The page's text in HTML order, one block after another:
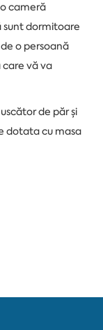
cameră
sunt dormitoare
o persoană
vă va
de păr și
dotata cu masa